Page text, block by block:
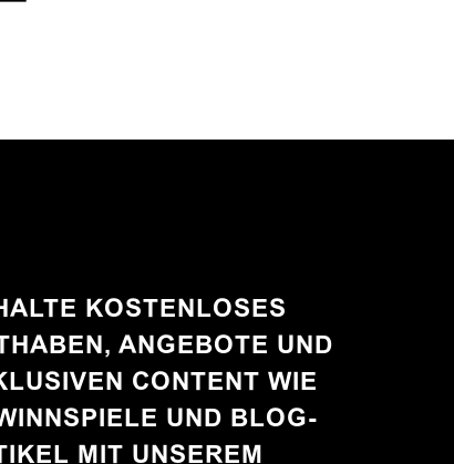
KOSTENLOSES
ANGEBOTE UND
CONTENT WIE
UND BLOG-
MIT UNSEREM